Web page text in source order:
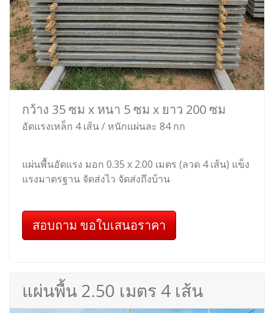
กว้าง 35 ซม x หนา 5 ซม x ยาว 200 ซม
อัดแรงเหล็ก 4 เส้น / หนักแผ่นละ 84 กก
แผ่นพื้นอัดแรง มอก 0.35 x 2.00 เมตร (ลวด 4 เส้น) แข็ง
แรงมาตรฐาน จัดส่งไว จัดส่งถึงบ้าน
สอบถาม ขอใบเสนอราคา
แผ่นพื้น 2.50 เมตร 4 เส้น